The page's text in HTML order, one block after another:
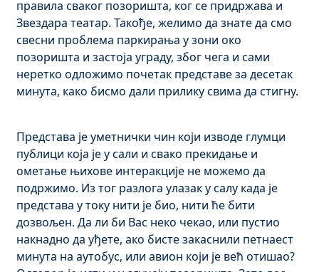
правила сваког позоришта, ког се придржава и
Звездара театар. Такође, желимо да знате да смо
свесни проблема паркирања у зони око
позоришта и застоја уграду, због чега и сами
неретко одложимо почетак представе за десетак
минута, како бисмо дали прилику свима да стигну.
Представа је уметнички чин који изводе глумци
публици која је у сали и свако прекидање и
ометање њихове интеракције не можемо да
подржимо. Из тог разлога улазак у салу када је
представа у току нити је био, нити ће бити
дозвољен. Да ли би Вас неко чекао, или пустио
накнадно да уђете, ако бисте закаснили петнаест
минута на аутобус, или авион који је већ отишао?